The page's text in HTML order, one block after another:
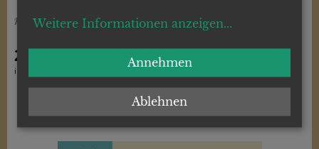
mehr
24,90EUR
inkl. 10% MwSt.
Weitere Informationen anzeigen...
Ablehnen
Annehmen